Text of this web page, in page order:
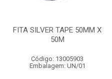
FITA SILVER TAPE 50MM X
50M
Código: 13005903
Embalagem: UN/01